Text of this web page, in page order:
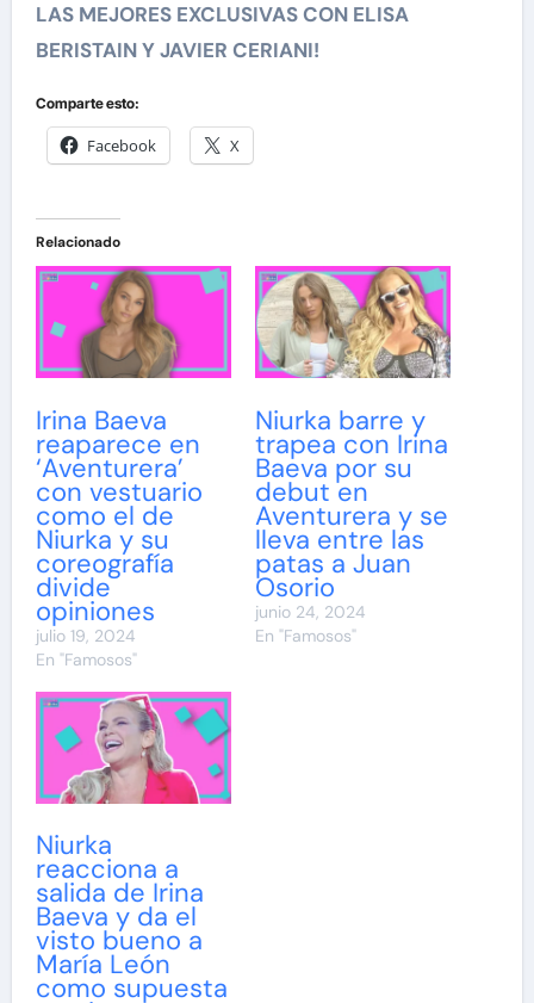
LAS MEJORES EXCLUSIVAS CON ELISA
BERISTAIN Y JAVIER CERIANI!
Comparte esto:
Facebook X
Relacionado
Irina Baeva
reaparece en
‘Aventurera’
con vestuario
como el de
Niurka y su
coreografía
divide
opiniones
julio 19, 2024
En "Famosos"
Niurka barre y
trapea con Irina
Baeva por su
debut en
Aventurera y se
lleva entre las
patas a Juan
Osorio
junio 24, 2024
En "Famosos"
Niurka
reacciona a
salida de Irina
Baeva y da el
visto bueno a
María León
como supuesta